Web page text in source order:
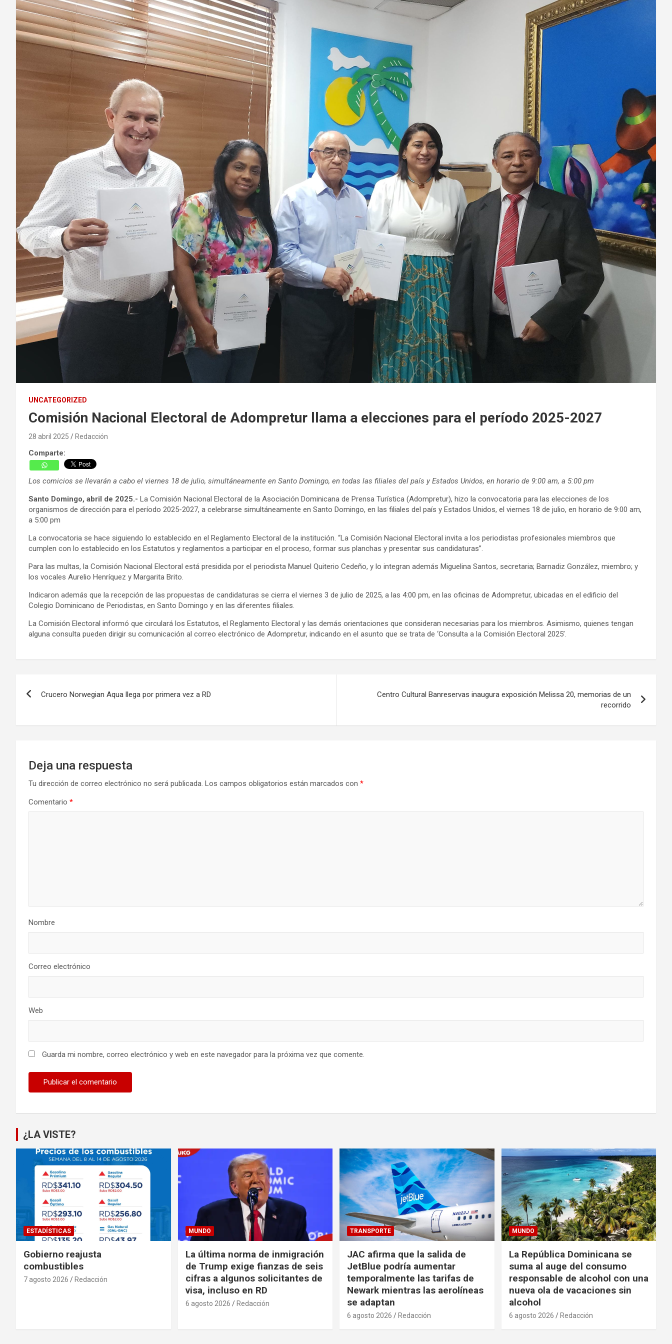
UNCATEGORIZED
Comisión Nacional Electoral de Adompretur llama a elecciones para el período 2025-2027
28 abril 2025 Redacción
Comparte:
Los comicios se llevarán a cabo el viernes 18 de julio, simultáneamente en Santo Domingo, en todas las filiales del país y Estados Unidos, en horario de 9:00 am, a 5:00 pm
Santo Domingo, abril de 2025.- La Comisión Nacional Electoral de la Asociación Dominicana de Prensa Turística (Adompretur), hizo la convocatoria para las elecciones de los
organismos de dirección para el período 2025-2027, a celebrarse simultáneamente en Santo Domingo, en las filiales del país y Estados Unidos, el viernes 18 de julio, en horario de 9:00 am,
a 5:00 pm
La convocatoria se hace siguiendo lo establecido en el Reglamento Electoral de la institución. “La Comisión Nacional Electoral invita a los periodistas profesionales miembros que
cumplen con lo establecido en los Estatutos y reglamentos a participar en el proceso, formar sus planchas y presentar sus candidaturas”.
Para las multas, la Comisión Nacional Electoral está presidida por el periodista Manuel Quiterio Cedeño, y lo integran además Miguelina Santos, secretaria; Barnadiz González, miembro; y
los vocales Aurelio Henríquez y Margarita Brito.
Indicaron además que la recepción de las propuestas de candidaturas se cierra el viernes 3 de julio de 2025, a las 4:00 pm, en las oficinas de Adompretur, ubicadas en el edificio del
Colegio Dominicano de Periodistas, en Santo Domingo y en las diferentes filiales.
La Comisión Electoral informó que circulará los Estatutos, el Reglamento Electoral y las demás orientaciones que consideran necesarias para los miembros. Asimismo, quienes tengan
alguna consulta pueden dirigir su comunicación al correo electrónico de Adompretur, indicando en el asunto que se trata de ‘Consulta a la Comisión Electoral 2025’.
entradas
Crucero Norwegian Aqua llega por primera vez a RD
Centro Cultural Banreservas inaugura exposición Melissa 20, memorias de un
recorrido
Deja una respuesta
Tu dirección de correo electrónico no será publicada. Los campos obligatorios están marcados con *
Comentario *
Nombre
Correo electrónico
Web
Guarda mi nombre, correo electrónico y web en este navegador para la próxima vez que comente.
¿LA VISTE?
ESTADÍSTICAS
Gobierno reajusta
combustibles
7 agosto 2026 Redacción
MUNDO
La última norma de inmigración
de Trump exige fianzas de seis
cifras a algunos solicitantes de
visa, incluso en RD
6 agosto 2026 Redacción
TRANSPORTE
JAC afirma que la salida de
JetBlue podría aumentar
temporalmente las tarifas de
Newark mientras las aerolíneas
se adaptan
6 agosto 2026 Redacción
MUNDO
La República Dominicana se
suma al auge del consumo
responsable de alcohol con una
nueva ola de vacaciones sin
alcohol
6 agosto 2026 Redacción